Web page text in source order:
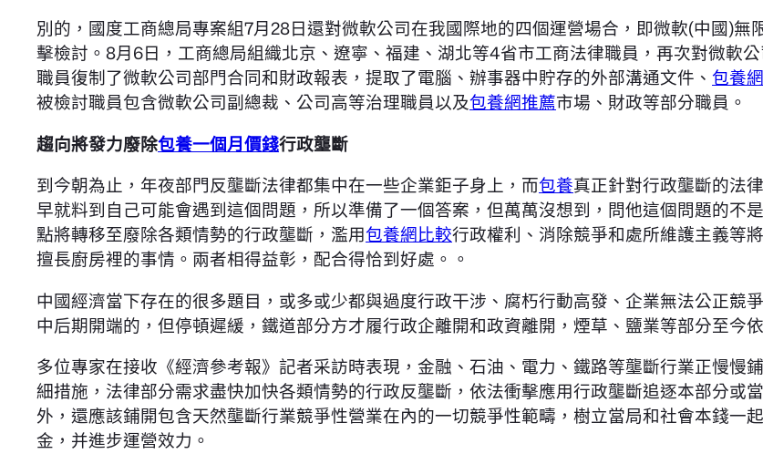
別的，國度工商總局專案組7月28日還對微軟公司在我國際地的四個運營場合，即微軟(中國)
擊檢討。8月6日，工商總局組織北京、遼寧、福建、湖北等4省市工商法律職員，再次對微軟
職員復制了微軟公司部門合同和財政報表，提取了電腦、辦事器中貯存的外部溝通文件、 包養網
被檢討職員包含微軟公司副總裁、公司高等治理職員以及包養網推薦市場、財政等部分職員。
趨向將發力廢除包養一個月價錢行政壟斷
到今朝為止，年夜部門反壟斷法律都集中在一些企業鉅子身上，而包養真正針對行政壟斷的法
早就料到自己可能會遇到這個問題，所以準備了一個答案，但萬萬沒想到，問他這個問題的不
點將轉移至廢除各類情勢的行政壟斷，濫用包養網比較行政權利、消除競爭和處所維護主義等
擅長廚房裡的事情。兩者相得益彰，配合得恰到好處。。
中國經濟當下存在的很多題目，或多或少都與過度行政干涉、腐朽行動高發、企業無法公正競
中后期開端的，但停頓遲緩，鐵道部分方才履行政企離開和政資離開，煙草、鹽業等部分至今
多位專家在接收《經濟參考報》記者采訪時表現，金融、石油、電力、鐵路等壟斷行業正慢慢
細措施，法律部分需求盡快加快各類情勢的行政反壟斷，依法衝擊應用行政壟斷追逐本部分或
外，還應該鋪開包含天然壟斷行業競爭性營業在內的一切競爭性範疇，樹立當局和社會本錢一
金，并進步運營效力。